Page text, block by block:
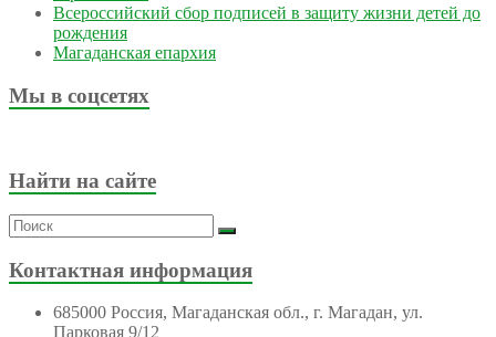
Всероссийский сбор подписей в защиту жизни детей до
рождения
Магаданская епархия
Мы в соцсетях
Найти на сайте
Контактная информация
685000 Россия, Магаданская обл., г. Магадан, ул.
Парковая 9/12